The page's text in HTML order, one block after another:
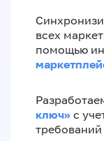
всех
помощью
ключ»‎ с
требований